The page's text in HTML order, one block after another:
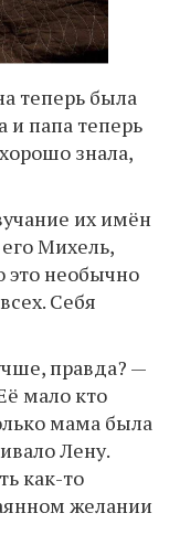
теперь была
и папа теперь
знала,
их имён
Михель,
это необычно
Себя
правда? —
мало кто
мама была
Лену.
как-то
желании